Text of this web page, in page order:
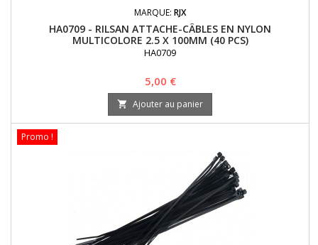
MARQUE: RJX
HA0709 - RILSAN ATTACHE-CÂBLES EN NYLON
MULTICOLORE 2.5 X 100MM (40 PCS)
HA0709
Prix
5,00 €
 Ajouter au panier
Promo !